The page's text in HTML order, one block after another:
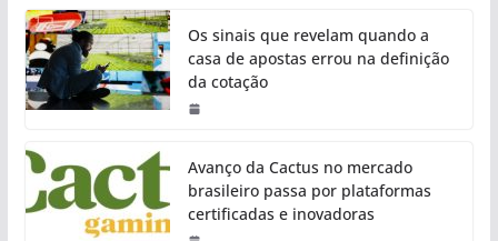
Os sinais que revelam quando a
casa de apostas errou na definição
da cotação
Avanço da Cactus no mercado
brasileiro passa por plataformas
certificadas e inovadoras